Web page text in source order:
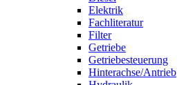
Elektrik
Fachliteratur
Filter
Getriebe
Getriebesteuerung
Hinterachse/Antrieb